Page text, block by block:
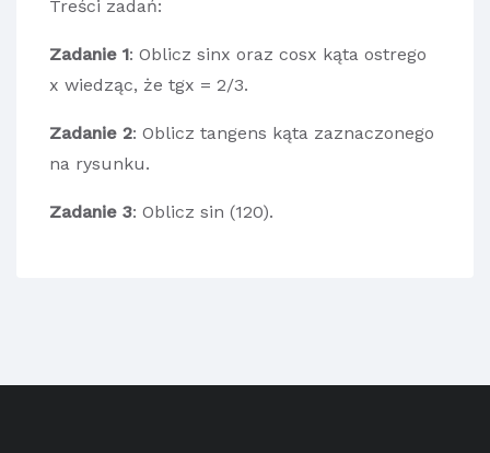
Treści zadań:
Zadanie 1: Oblicz sinx oraz cosx kąta ostrego
x wiedząc, że tgx = 2/3.
Zadanie 2: Oblicz tangens kąta zaznaczonego
na rysunku.
Zadanie 3: Oblicz sin (120).